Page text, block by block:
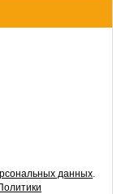
данных